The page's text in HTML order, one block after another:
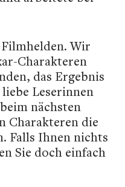
Wir
Charakteren
das Ergebnis
Leserinnen
nächsten
Charakteren die
Falls Ihnen nichts
Sie doch einfach